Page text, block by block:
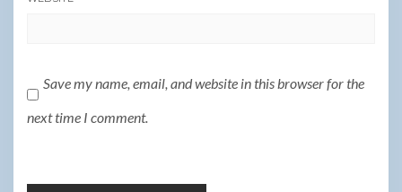
Save my name, email, and website in this browser for the
next time I comment.